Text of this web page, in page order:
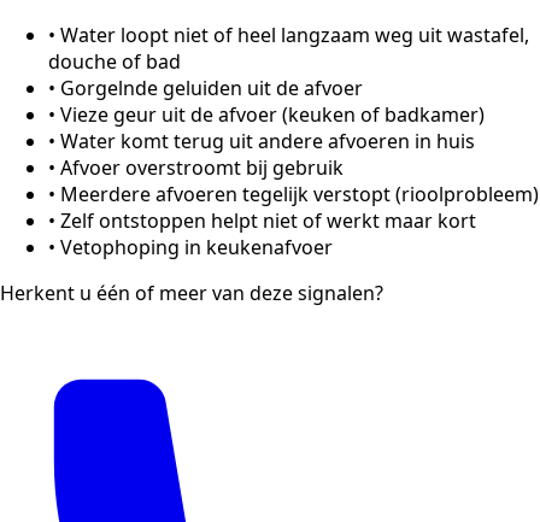
• Water loopt niet of heel langzaam weg uit wastafel,
douche of bad
• Gorgelnde geluiden uit de afvoer
• Vieze geur uit de afvoer (keuken of badkamer)
• Water komt terug uit andere afvoeren in huis
• Afvoer overstroomt bij gebruik
• Meerdere afvoeren tegelijk verstopt (rioolprobleem)
• Zelf ontstoppen helpt niet of werkt maar kort
• Vetophoping in keukenafvoer
Herkent u één of meer van deze signalen?